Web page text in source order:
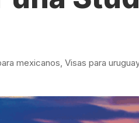
Estudia
mexicanos, Visas para